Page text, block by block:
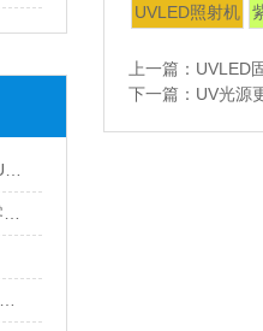
UVLED照射机
上一篇： UVLED
下一篇： UV光源